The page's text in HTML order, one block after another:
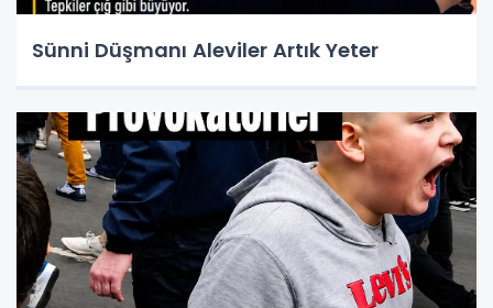
Sünni Düşmanı Aleviler Artık Yeter